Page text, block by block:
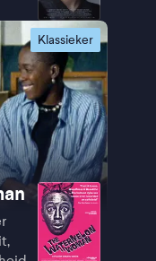
Klassieker